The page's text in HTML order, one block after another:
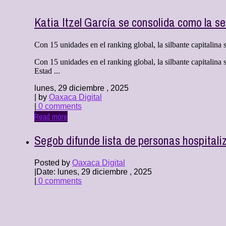
Katia Itzel García se consolida como la
Con 15 unidades en el ranking global, la silbante capitalina
Con 15 unidades en el ranking global, la silbante
Estad ...
lunes, 29 diciembre , 2025
| by Oaxaca Digital
0 comments
Read more
Segob difunde lista de personas
Posted by Oaxaca Digital
Date: lunes, 29 diciembre , 2025
0 comments